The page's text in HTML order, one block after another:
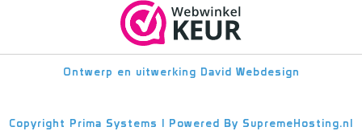
Ontwerp en uitwerking David Webdesign
Copyright Prima Systems | Powered By SupremeHosting.nl